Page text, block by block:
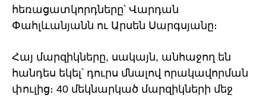
հեռացատկորդները՝ Վարդան
Փահլևանյանն ու Արսեն Սարգսյանը։
Հայ մարզիկները, սակայն, անհաջող են
հանդես եկել՝ դուրս մնալով որակավորման
փուլից։ 40 մեկնարկած մարզիկների մեջ